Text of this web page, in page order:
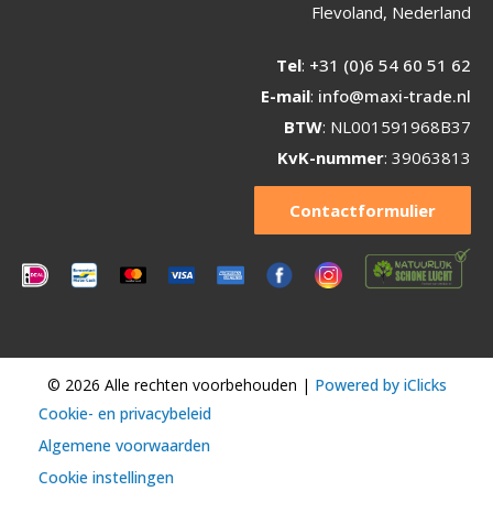
Flevoland, Nederland
Tel: +31 (0)6 54 60 51 62
E-mail: info@maxi-trade.nl
BTW: NL001591968B37
KvK-nummer: 39063813
Contactformulier
© 2026 Alle rechten voorbehouden | Powered by iClicks
Cookie- en privacybeleid
Algemene voorwaarden
Cookie instellingen